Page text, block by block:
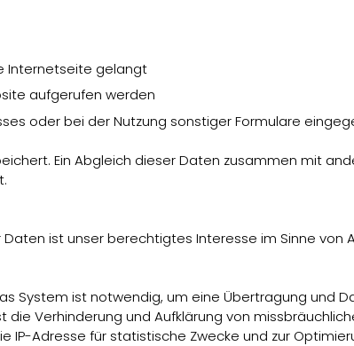
Internetseite gelangt
aufgerufen werden
oder bei der Nutzung sonstiger Formulare
Ein Abgleich dieser Daten zusammen mit
ist unser berechtigtes Interesse im Sinne von
System ist notwendig, um eine Übertragung und
die Verhinderung und Aufklärung von
IP-Adresse für statistische Zwecke und zur